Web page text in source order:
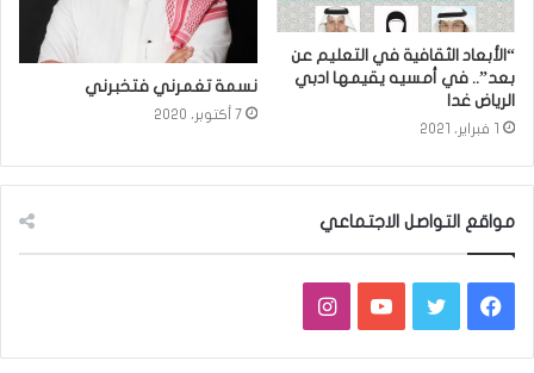
“الأبعاد الثقافية في التعليم عن
بعد”.. في أمسيه يقيمها ادبي
الرياض غدا
1 فبراير، 2021
نسمة تغمرني فتخبرني
7 أكتوبر، 2020
مواقع التواصل الاجتماعي
فيسبوكتويتر يوتيوبانستقرام